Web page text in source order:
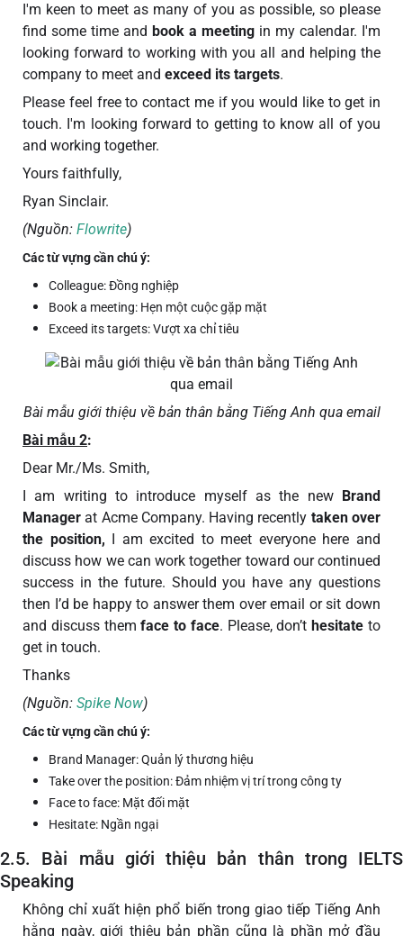
I'm keen to meet as many of you as possible, so please
find some time and book a meeting in my calendar. I'm
looking forward to working with you all and helping the
company to meet and exceed its targets.
Please feel free to contact me if you would like to get in
touch. I'm looking forward to getting to know all of you
and working together.
Yours faithfully,
Ryan Sinclair.
(Nguồn: Flowrite)
Các từ vựng cần chú ý:
Colleague: Đồng nghiệp
Book a meeting: Hẹn một cuộc gặp mặt
Exceed its targets: Vượt xa chỉ tiêu
Bài mẫu giới thiệu về bản thân bằng Tiếng Anh qua email
Bài mẫu 2:
Dear Mr./Ms. Smith,
I am writing to introduce myself as the new
Brand
Manager at Acme Company. Having recently taken over
the position, I am excited to meet everyone here and
discuss how we can work together toward our continued
success in the future. Should you have any questions
then I’d be happy to answer them over email or sit down
and discuss themface to face. Please, don’t hesitateto
get in touch.
Thanks
(Nguồn: Spike Now)
Các từ vựng cần chú ý:
Brand Manager: Quản lý thương hiệu
Take over the position: Đảm nhiệm vị trí trong công ty
Face to face: Mặt đối mặt
Hesitate: Ngần ngại
2.5. Bài mẫu giới thiệu bản thân trong IELTS
Speaking
Không chỉ xuất hiện phổ biến trong giao tiếp Tiếng Anh
hằng ngày, giới thiệu bản phần cũng là phần mở đầu